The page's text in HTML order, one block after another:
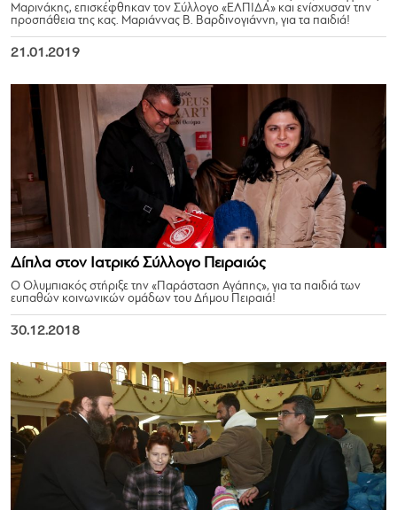
Μαρινάκης, επισκέφθηκαν τον Σύλλογο «ΕΛΠΙΔΑ» και ενίσχυσαν την
προσπάθεια της κας. Μαριάννας Β. Βαρδινογιάννη, για τα παιδιά!
21.01.2019
Δίπλα στον Ιατρικό Σύλλογο Πειραιώς
Ο Ολυμπιακός στήριξε την «Παράσταση Αγάπης», για τα παιδιά των
ευπαθών κοινωνικών ομάδων του Δήμου Πειραιά!
30.12.2018